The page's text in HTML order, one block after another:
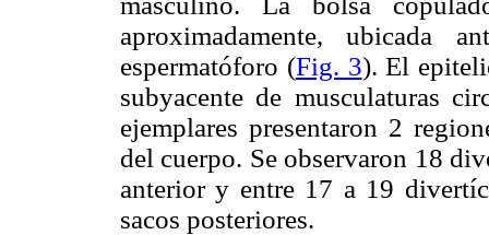
aproximadamente,
espermatóforo (Fig. 3). El
subyacente de musculaturas
ejemplares presentaron 2
del cuerpo. Se observaron 18
anterior y entre 17 a 19
sacos posteriores.